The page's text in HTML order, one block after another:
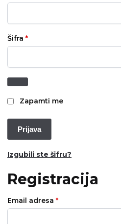
Šifra *
Zapamti me
Prijava
Izgubili ste šifru?
Registracija
Email adresa *